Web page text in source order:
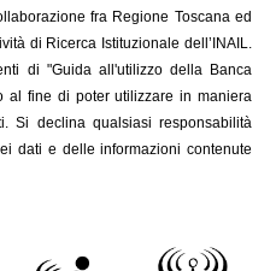
fra Regione Toscana ed
di Ricerca Istituzionale dell’INAIL.
di "Guida all'utilizzo della Banca
al fine di poter utilizzare in maniera
Si declina qualsiasi responsabilità
dati e delle informazioni contenute